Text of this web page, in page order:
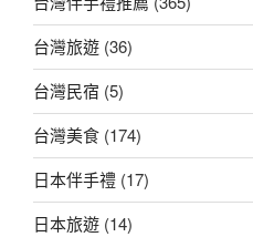
台灣旅遊 (36)
台灣民宿 (5)
台灣美食 (174)
日本伴手禮 (17)
日本旅遊 (14)